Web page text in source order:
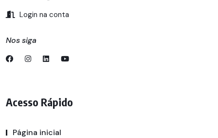
Login na conta
Nos siga
Acesso Rápido
Página inicial